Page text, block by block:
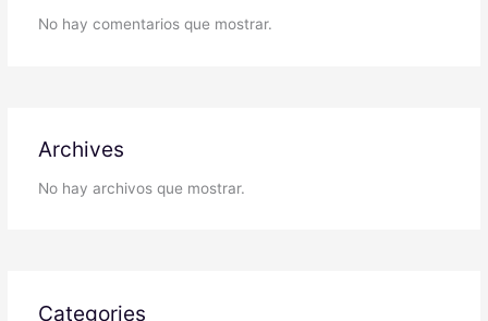
No hay comentarios que mostrar.
Archives
No hay archivos que mostrar.
Categories